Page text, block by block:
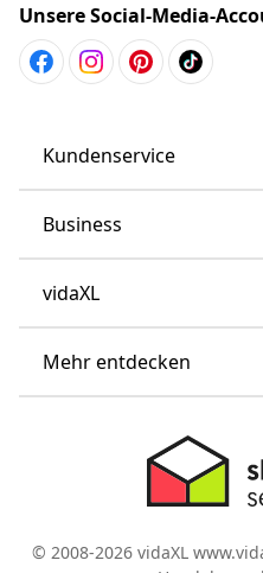
Unsere Social-Media-
Kundenservice
Business
vidaXL
Mehr entdecken
© 2008-2026 vidaXL